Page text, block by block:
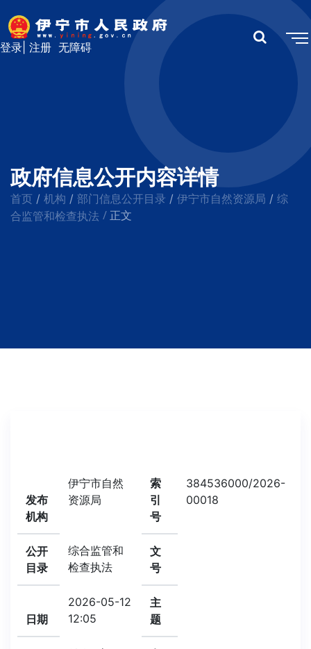
无障碍
登录 注册
政府信息公开内容详情
首页 / 机构 / 部门信息公开目录 / 伊宁市自然资源局 / 综
合监管和检查执法 / 正文
发布
机构
伊宁市自然
资源局
索
引
号
384536000/2026-
00018
公开
目录
综合监管和
检查执法
文
号
日期
2026-05-12
12:05
主
题